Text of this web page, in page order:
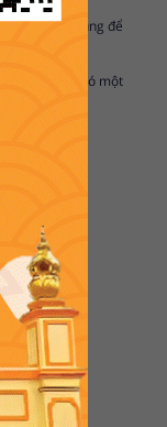
được dùng để
đẹp da và có một